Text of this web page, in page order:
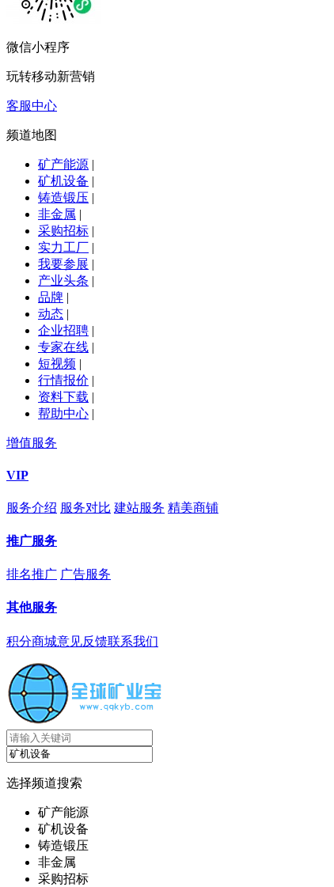
微信小程序
玩转移动新营销
客服中心
频道地图
矿产能源 |
矿机设备 |
铸造锻压 |
非金属 |
采购招标 |
实力工厂 |
我要参展 |
产业头条 |
品牌 |
动态 |
企业招聘 |
专家在线 |
短视频 |
行情报价 |
资料下载 |
帮助中心 |
增值服务
VIP
服务介绍 服务对比 建站服务 精美商铺
推广服务
排名推广 广告服务
其他服务
积分商城意见反馈联系我们
选择频道搜索
矿产能源
矿机设备
铸造锻压
非金属
采购招标